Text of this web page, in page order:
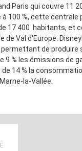
Paris qui couvre 11
100 %, cette centrale
17 400 habitants, et
de Val d'Europe.
de
9 % les émissions de
14 % la
la-Vallée.